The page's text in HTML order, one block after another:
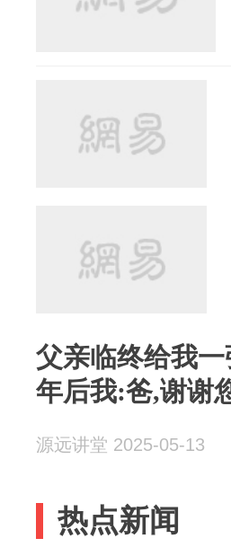
父亲临终给我
年后我:爸,谢谢
源远讲堂 2025-05-13
热点新闻